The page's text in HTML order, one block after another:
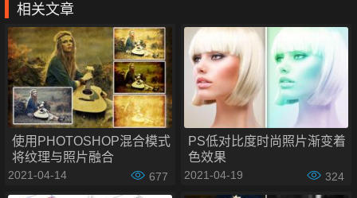
相关文章
使用PHOTOSHOP混合模式
将纹理与照片融合
2021-04-14 677
PS低对比度时尚照片渐变着
色效果
2021-04-19 324